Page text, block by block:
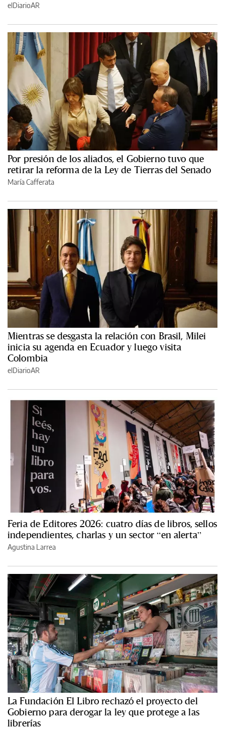
elDiarioAR
Por presión de los aliados, el Gobierno tuvo que
retirar la reforma de la Ley de Tierras del Senado
María Cafferata
Mientras se desgasta la relación con Brasil, Milei
inicia su agenda en Ecuador y luego visita
Colombia
elDiarioAR
Feria de Editores 2026: cuatro días de libros, sellos
independientes, charlas y un sector “en alerta”
Agustina Larrea
La Fundación El Libro rechazó el proyecto del
Gobierno para derogar la ley que protege a las
librerías